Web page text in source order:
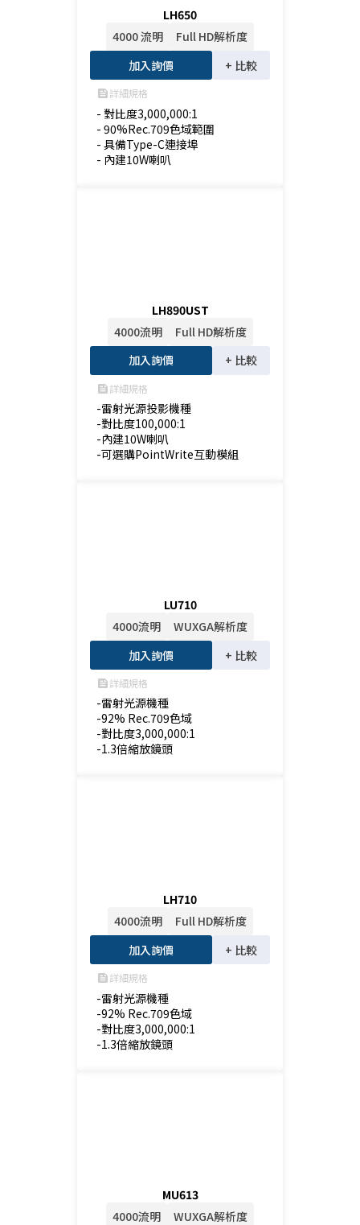
LH650
4000 流明
Full HD解析度
加入詢價
+ 比較
feed詳細規格
- 對比度3,000,000:1
- 90%Rec.709色域範圍
- 具備Type-C連接埠
- 內建10W喇叭
LH890UST
4000流明
Full HD解析度
加入詢價
+ 比較
feed詳細規格
-雷射光源投影機種
-對比度100,000:1 ‎
-內建10W喇叭
-可選購PointWrite互動模組
LU710
4000流明
WUXGA解析度
加入詢價
+ 比較
feed詳細規格
-雷射光源機種
-92% Rec.709色域
-對比度3,000,000:1
-1.3倍縮放鏡頭
LH710
4000流明
Full HD解析度
加入詢價
+ 比較
feed詳細規格
-雷射光源機種
-92% Rec.709色域
-對比度3,000,000:1
-1.3倍縮放鏡頭
MU613
4000流明
WUXGA解析度